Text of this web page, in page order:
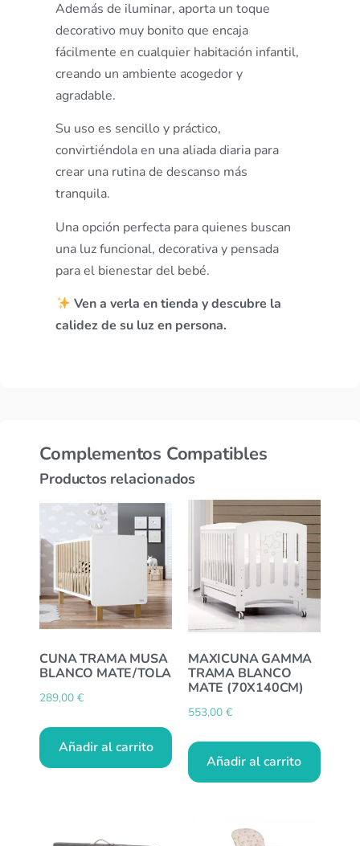
Además de iluminar, aporta un toque
decorativo muy bonito que encaja
fácilmente en cualquier habitación infantil,
creando un ambiente acogedor y
agradable.
Su uso es sencillo y práctico,
convirtiéndola en una aliada diaria para
crear una rutina de descanso más
tranquila.
Una opción perfecta para quienes buscan
una luz funcional, decorativa y pensada
para el bienestar del bebé.
Ven a verla en tienda y descubre la
calidez de su luz en persona.
Complementos Compatibles
Productos relacionados
CUNA TRAMA MUSA
BLANCO MATE/TOLA
289,00€
Añadir al carrito
MAXICUNA GAMMA
TRAMA BLANCO
MATE (70X140CM)
553,00 €
Añadir al carrito